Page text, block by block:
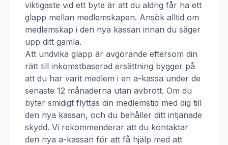
viktigaste vid ett byte är att du aldrig får ha ett
glapp mellan medlemskapen. Ansök alltid om
medlemskap i den nya kassan innan du säger
upp ditt gamla.
Att undvika glapp är avgörande eftersom din
rätt till inkomstbaserad ersättning bygger på
att du har varit medlem i en a-kassa under de
senaste 12 månaderna utan avbrott. Om du
byter smidigt flyttas din medlemstid med dig till
den nya kassan, och du behåller ditt intjänade
skydd. Vi rekommenderar att du kontaktar
den nya a-kassan för att få hjälp med att